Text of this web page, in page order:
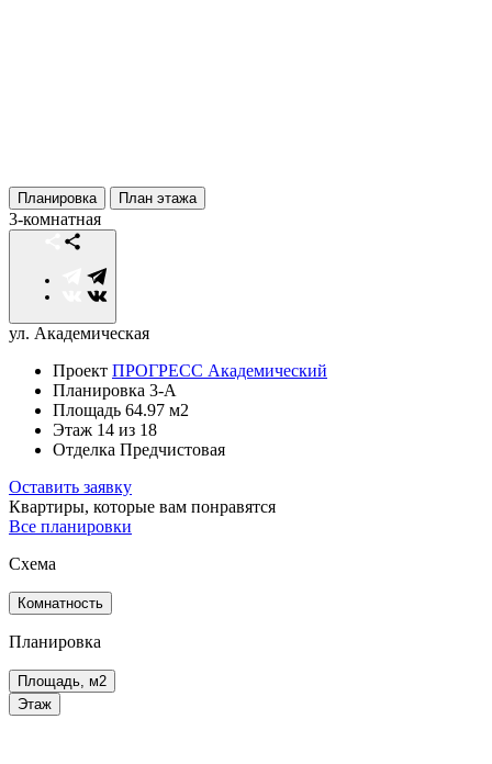
Планировка План этажа
3-комнатная
ул. Академическая
Проект ПРОГРЕСС Академический
Планировка 3-А
Площадь 64.97 м2
Этаж 14 из 18
Отделка Предчистовая
Оставить заявку
Квартиры, которые вам понравятся
Все планировки
Схема
Комнатность
Планировка
Площадь, м2
Этаж